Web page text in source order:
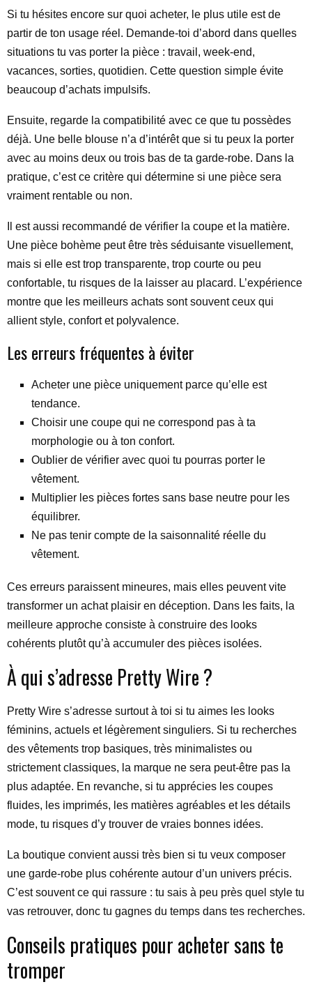
Si tu hésites encore sur quoi acheter, le plus utile est de
partir de ton usage réel. Demande-toi d’abord dans quelles
situations tu vas porter la pièce : travail, week-end,
vacances, sorties, quotidien. Cette question simple évite
beaucoup d’achats impulsifs.
Ensuite, regarde la compatibilité avec ce que tu possèdes
déjà. Une belle blouse n’a d’intérêt que si tu peux la porter
avec au moins deux ou trois bas de ta garde-robe. Dans la
pratique, c’est ce critère qui détermine si une pièce sera
vraiment rentable ou non.
Il est aussi recommandé de vérifier la coupe et la matière.
Une pièce bohème peut être très séduisante visuellement,
mais si elle est trop transparente, trop courte ou peu
confortable, tu risques de la laisser au placard. L’expérience
montre que les meilleurs achats sont souvent ceux qui
allient style, confort et polyvalence.
Les erreurs fréquentes à éviter
Acheter une pièce uniquement parce qu’elle est
tendance.
Choisir une coupe qui ne correspond pas à ta
morphologie ou à ton confort.
Oublier de vérifier avec quoi tu pourras porter le
vêtement.
Multiplier les pièces fortes sans base neutre pour les
équilibrer.
Ne pas tenir compte de la saisonnalité réelle du
vêtement.
Ces erreurs paraissent mineures, mais elles peuvent vite
transformer un achat plaisir en déception. Dans les faits, la
meilleure approche consiste à construire des looks
cohérents plutôt qu’à accumuler des pièces isolées.
À qui s’adresse Pretty Wire ?
Pretty Wire s’adresse surtout à toi si tu aimes les looks
féminins, actuels et légèrement singuliers. Si tu recherches
des vêtements trop basiques, très minimalistes ou
strictement classiques, la marque ne sera peut-être pas la
plus adaptée. En revanche, si tu apprécies les coupes
fluides, les imprimés, les matières agréables et les détails
mode, tu risques d’y trouver de vraies bonnes idées.
La boutique convient aussi très bien si tu veux composer
une garde-robe plus cohérente autour d’un univers précis.
C’est souvent ce qui rassure : tu sais à peu près quel style tu
vas retrouver, donc tu gagnes du temps dans tes recherches.
Conseils pratiques pour acheter sans te
tromper